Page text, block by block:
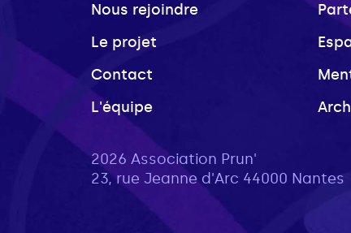
Nous rejoindre
Le projet
Contact
L'équipe
2026 Association Prun'
23, rue Jeanne d'Arc 44000 Nantes